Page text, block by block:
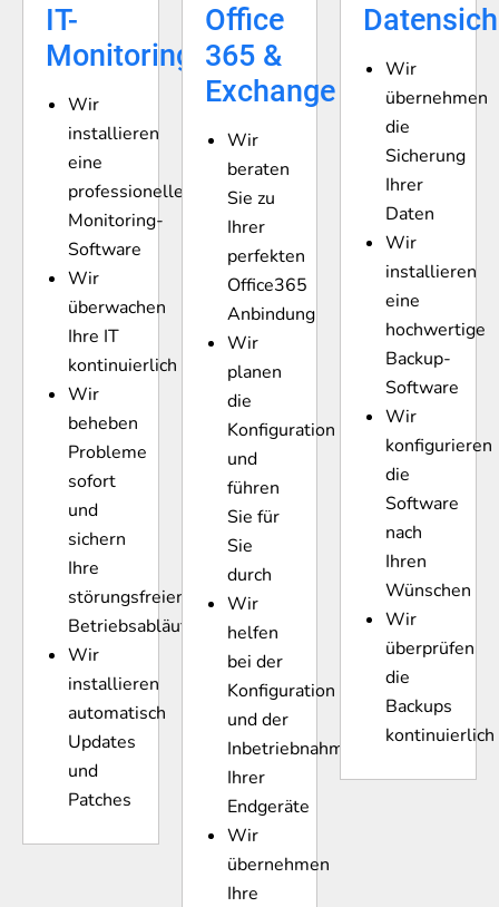
IT-
Monitoring
Wir
installieren
eine
professionelle
Monitoring-
Software
Wir
überwachen
Ihre IT
kontinuierlich
Wir
beheben
Probleme
sofort
und
sichern
Ihre
störungsfreien
Betriebsabläufe
Wir
installieren
automatisch
Updates
und
Patches
Office
365 &
Exchange
Wir
beraten
Sie zu
Ihrer
perfekten
Office365
Anbindung
Wir
planen
die
Konfiguration
und
führen
Sie für
Sie
durch
Wir
helfen
bei der
Konfiguration
und der
Inbetriebnahme
Ihrer
Endgeräte
Wir
übernehmen
Ihre
Wir
übernehmen
die
Sicherung
Ihrer
Daten
Wir
installieren
eine
hochwertige
Backup-
Software
Wir
konfigurieren
die
Software
nach
Ihren
Wünschen
Wir
überprüfen
die
Backups
kontinuierlich